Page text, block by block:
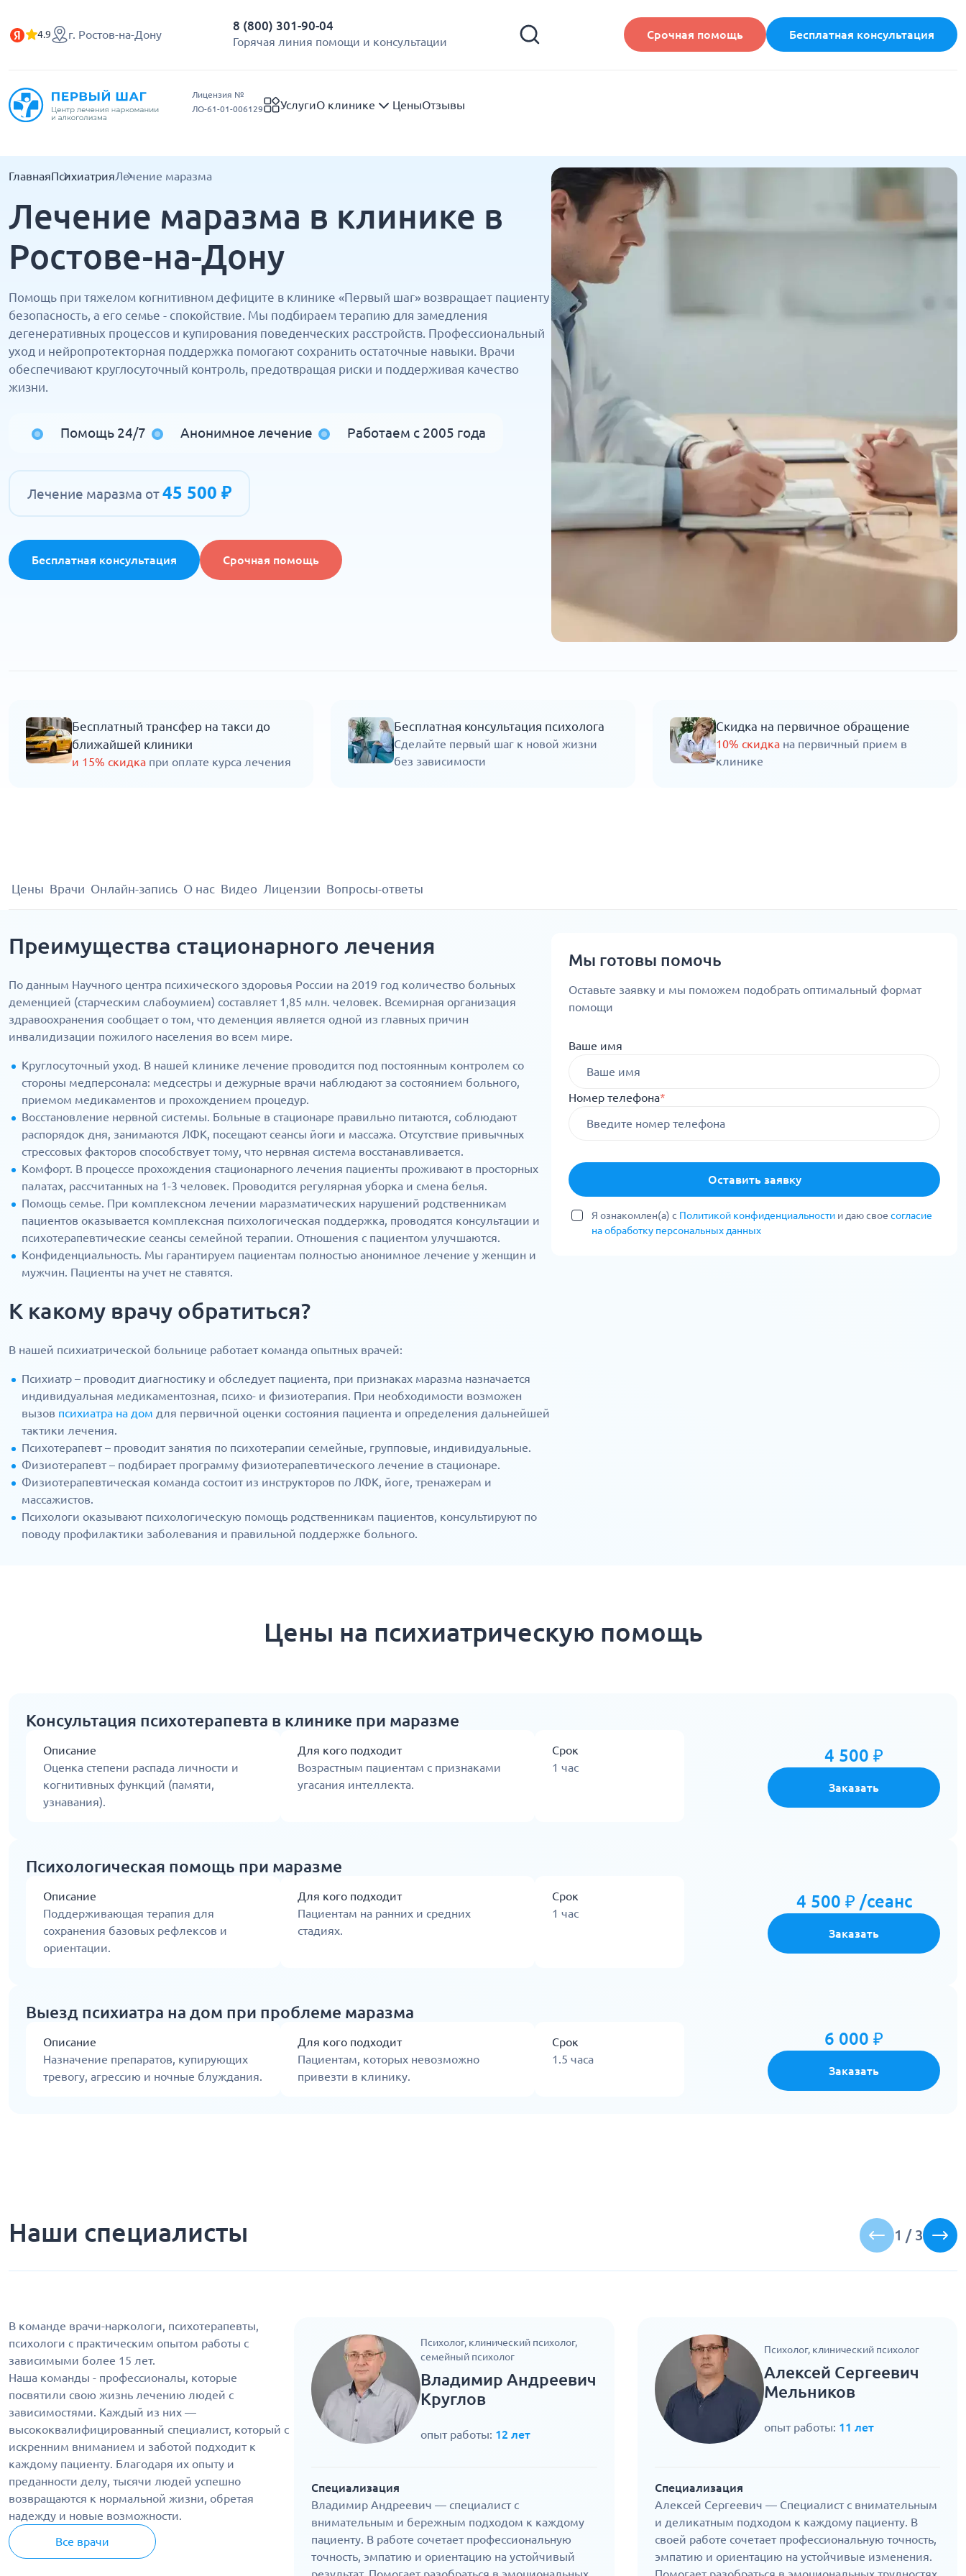
4.9 г. Ростов-на-Дону
8 (800) 301-90-04
Горячая линия помощи и консультации
Срочная помощь Бесплатная консультация
Лицензия №
ЛО-61-01-006129
УслугиО клинике ЦеныОтзывы
ГлавнаяПсихиатрияЛечение маразма
Лечение маразма в клинике в
Ростове-на-Дону
Помощь при тяжелом когнитивном дефиците в клинике «Первый шаг» возвращает пациенту
безопасность, а его семье - спокойствие. Мы подбираем терапию для замедления
дегенеративных процессов и купирования поведенческих расстройств. Профессиональный
уход и нейропротекторная поддержка помогают сохранить остаточные навыки. Врачи
обеспечивают круглосуточный контроль, предотвращая риски и поддерживая качество
жизни.
Помощь 24/7 Анонимное лечение Работаем с 2005 года
Лечение маразма от45 500 ₽
Бесплатная консультация Срочная помощь
Бесплатный трансфер на такси до
ближайшей клиники
и 15% скидка при оплате курса лечения
Бесплатная консультация психолога
Сделайте первый шаг к новой жизни
без зависимости
Скидка на первичное обращение
10% скидка на первичный прием в
клинике
Цены Врачи Онлайн-запись О нас Видео Лицензии Вопросы-ответы
Преимущества стационарного лечения
По данным Научного центра психического здоровья России на 2019 год количество больных
деменцией (старческим слабоумием) составляет 1,85 млн. человек. Всемирная организация
здравоохранения сообщает о том, что деменция является одной из главных причин
инвалидизации пожилого населения во всем мире.
Круглосуточный уход. В нашей клинике лечение проводится под постоянным контролем со
стороны медперсонала: медсестры и дежурные врачи наблюдают за состоянием больного,
приемом медикаментов и прохождением процедур.
Восстановление нервной системы. Больные в стационаре правильно питаются, соблюдают
распорядок дня, занимаются ЛФК, посещают сеансы йоги и массажа. Отсутствие привычных
стрессовых факторов способствует тому, что нервная система восстанавливается.
Комфорт. В процессе прохождения стационарного лечения пациенты проживают в просторных
палатах, рассчитанных на 1-3 человек. Проводится регулярная уборка и смена белья.
Помощь семье. При комплексном лечении маразматических нарушений родственникам
пациентов оказывается комплексная психологическая поддержка, проводятся консультации и
психотерапевтические сеансы семейной терапии. Отношения с пациентом улучшаются.
Конфиденциальность. Мы гарантируем пациентам полностью анонимное лечение у женщин и
мужчин. Пациенты на учет не ставятся.
К какому врачу обратиться?
В нашей психиатрической больнице работает команда опытных врачей:
Психиатр – проводит диагностику и обследует пациента, при признаках маразма назначается
индивидуальная медикаментозная, психо- и физиотерапия. При необходимости возможен
вызов психиатра на дом для первичной оценки состояния пациента и определения дальнейшей
тактики лечения.
Психотерапевт – проводит занятия по психотерапии семейные, групповые, индивидуальные.
Физиотерапевт – подбирает программу физиотерапевтического лечение в стационаре.
Физиотерапевтическая команда состоит из инструкторов по ЛФК, йоге, тренажерам и
массажистов.
Психологи оказывают психологическую помощь родственникам пациентов, консультируют по
поводу профилактики заболевания и правильной поддержке больного.
Мы готовы помочь
Оставьте заявку и мы поможем подобрать оптимальный формат
помощи
Ваше имя
Номер телефона*
Оставить заявку
Я ознакомлен(а) с Политикой конфиденциальности и даю свое согласие
на обработку персональных данных
Цены на психиатрическую помощь
Консультация психотерапевта в клинике при маразме
Описание
Оценка степени распада личности и
когнитивных функций (памяти,
узнавания).
Для кого подходит
Возрастным пациентам с признаками
угасания интеллекта.
Срок
1 час
4 500 ₽
Заказать
Психологическая помощь при маразме
Описание
Поддерживающая терапия для
сохранения базовых рефлексов и
ориентации.
Для кого подходит
Пациентам на ранних и средних
стадиях.
Срок
1 час
4 500 ₽ /сеанс
Заказать
Выезд психиатра на дом при проблеме маразма
Описание
Назначение препаратов, купирующих
тревогу, агрессию и ночные блуждания.
Для кого подходит
Пациентам, которых невозможно
привезти в клинику.
Срок
1.5 часа
6 000 ₽
Заказать
Наши специалисты 1 / 3
В команде врачи-наркологи, психотерапевты,
психологи с практическим опытом работы с
зависимыми более 15 лет.
Наша команды - профессионалы, которые
посвятили свою жизнь лечению людей с
зависимостями. Каждый из них —
высококвалифицированный специалист, который с
искренним вниманием и заботой подходит к
каждому пациенту. Благодаря их опыту и
преданности делу, тысячи людей успешно
возвращаются к нормальной жизни, обретая
надежду и новые возможности.
Все врачи
Психолог, клинический психолог,
семейный психолог
Владимир Андреевич
Круглов
опыт работы: 12 лет
Специализация
Владимир Андреевич — специалист с
внимательным и бережным подходом к каждому
пациенту. В работе сочетает профессиональную
точность, эмпатию и ориентацию на устойчивый
Психолог, клинический психолог
Алексей Сергеевич
Мельников
опыт работы: 11 лет
Специализация
Алексей Сергеевич — Специалист с внимательным
и деликатным подходом к каждому пациенту. В
своей работе сочетает профессиональную точность,
эмпатию и ориентацию на устойчивые изменения.